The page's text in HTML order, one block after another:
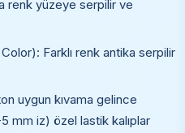
renk yüzeye serpilir ve
Farklı renk antika serpilir
uygun kıvama gelince
mm iz) özel lastik kalıplar